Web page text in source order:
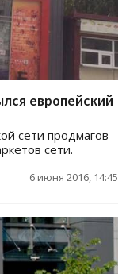
европейский
сети продмагов
сети.
6 июня 2016, 14:45